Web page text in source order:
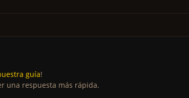
guía!
una respuesta más rápida.